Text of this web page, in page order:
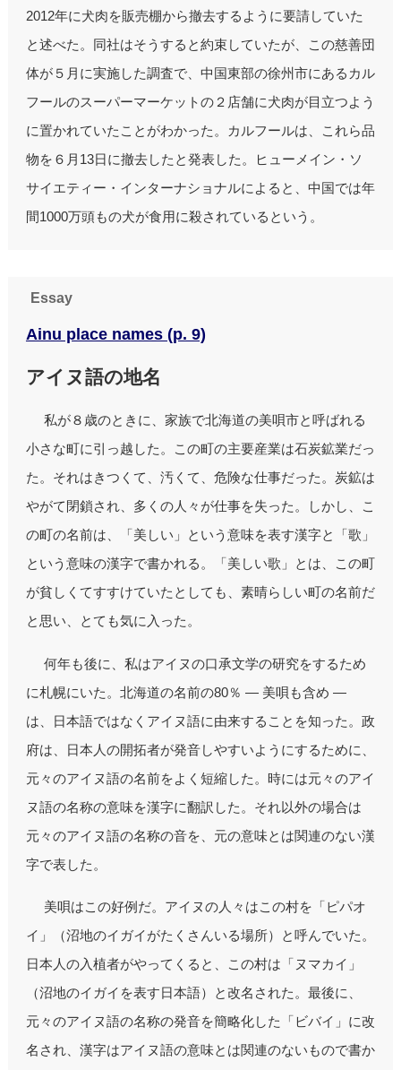
2012年に犬肉を販売棚から撤去するように要請していた
と述べた。同社はそうすると約束していたが、この慈善団
体が５月に実施した調査で、中国東部の徐州市にあるカル
フールのスーパーマーケットの２店舗に犬肉が目立つよう
に置かれていたことがわかった。カルフールは、これら品
物を６月13日に撤去したと発表した。ヒューメイン・ソ
サイエティー・インターナショナルによると、中国では年
間1000万頭もの犬が食用に殺されているという。
Essay
Ainu place names (p. 9)
アイヌ語の地名
私が８歳のときに、家族で北海道の美唄市と呼ばれる
小さな町に引っ越した。この町の主要産業は石炭鉱業だっ
た。それはきつくて、汚くて、危険な仕事だった。炭鉱は
やがて閉鎖され、多くの人々が仕事を失った。しかし、こ
の町の名前は、「美しい」という意味を表す漢字と「歌」
という意味の漢字で書かれる。「美しい歌」とは、この町
が貧しくてすすけていたとしても、素晴らしい町の名前だ
と思い、とても気に入った。
何年も後に、私はアイヌの口承文学の研究をするため
に札幌にいた。北海道の名前の80％ ― 美唄も含め ―
は、日本語ではなくアイヌ語に由来することを知った。政
府は、日本人の開拓者が発音しやすいようにするために、
元々のアイヌ語の名前をよく短縮した。時には元々のアイ
ヌ語の名称の意味を漢字に翻訳した。それ以外の場合は
元々のアイヌ語の名称の音を、元の意味とは関連のない漢
字で表した。
美唄はこの好例だ。アイヌの人々はこの村を「ピパオ
イ」（沼地のイガイがたくさんいる場所）と呼んでいた。
日本人の入植者がやってくると、この村は「ヌマカイ」
（沼地のイガイを表す日本語）と改名された。最後に、
元々のアイヌ語の名称の発音を簡略化した「ビバイ」に改
名され、漢字はアイヌ語の意味とは関連のないもので書か